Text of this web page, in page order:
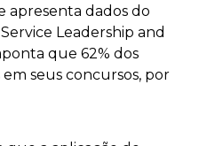
apresenta dados do
Leadership and
que 62% dos
seus concursos, por